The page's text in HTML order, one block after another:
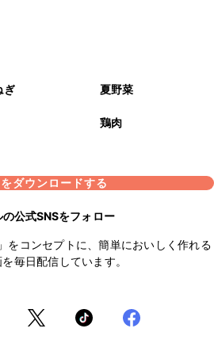
ぎ 夏野菜
鶏肉
ダウンロードする
の公式SNSをフォロー
をコンセプトに、簡単においしく作れる
毎日配信しています。